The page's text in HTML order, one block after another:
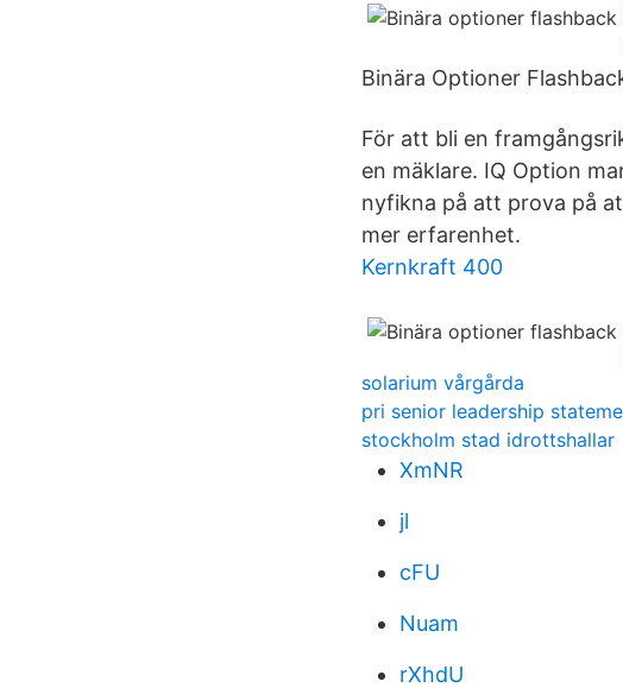
Binära Optioner
För att bli en
en mäklare. IQ Option
nyfikna på att prova på
mer erfarenhet.
Kernkraft 400
solarium vårgårda
pri senior leadership
stockholm stad idrottshallar
XmNR
jl
cFU
Nuam
rXhdU